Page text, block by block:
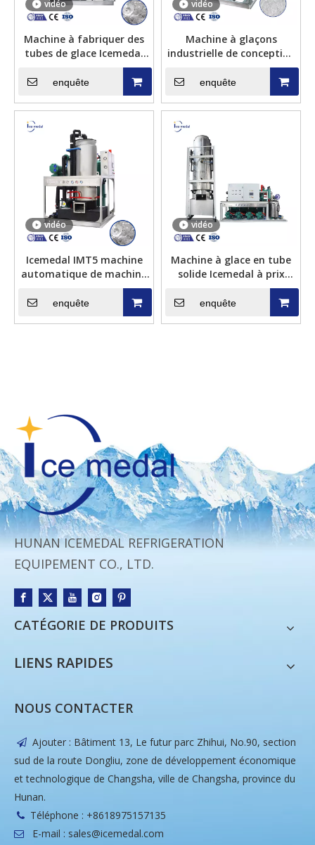
vidéo
Machine à fabriquer des
tubes de glace Icemedal
IMT3, 3 tonnes par 24h,
avec refroidissement par
enquête
vidéo
Machine à glaçons
industrielle de conception
compacte de série
Icemedal IMT Machine à
glaçons en tube
enquête
vidéo
Icemedal IMT5 machine
automatique de machine
à glaçons de tube de 5
tonnes par jour avec la
consommation de
enquête
vidéo
Machine à glace en tube
solide Icemedal à prix
enquête
HUNAN ICEMEDAL REFRIGERATION
EQUIPEMENT CO., LTD.
CATÉGORIE DE PRODUITS
LIENS RAPIDES
NOUS CONTACTER
 Ajouter : Bâtiment 13, Le futur parc Zhihui, No.90, section
sud de la route Dongliu, zone de développement économique
et technologique de Changsha, ville de Changsha, province du
Hunan.
 Téléphone : +8618975157135
 E-mail : sales@icemedal.com